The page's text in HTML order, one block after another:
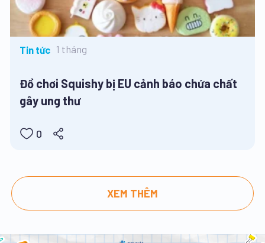
Tin tức 1 tháng
Đồ chơi Squishy bị EU cảnh báo chứa chất
gây ung thư
0
XEM THÊM